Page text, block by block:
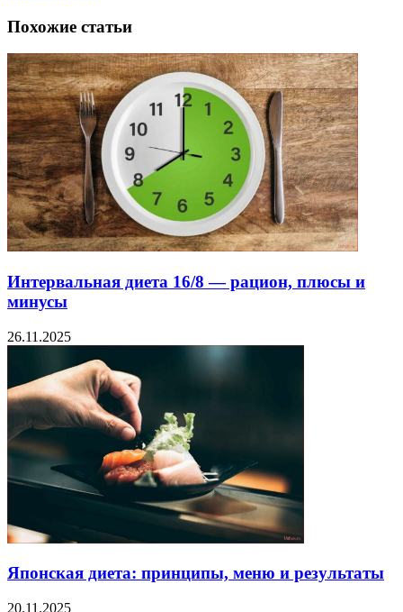
Похожие статьи
Интервальная диета 16/8 — рацион, плюсы и
минусы
26.11.2025
Японская диета: принципы, меню и результаты
20.11.2025